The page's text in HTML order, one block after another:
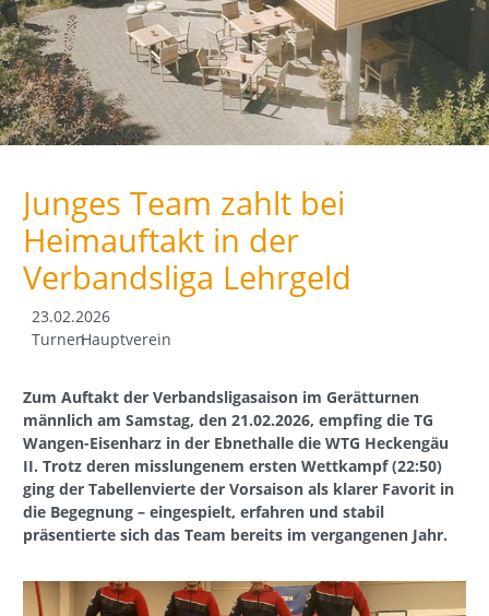
Junges Team zahlt bei
Heimauftakt in der
Verbandsliga Lehrgeld
23.02.2026
TurnenHauptverein
Zum Auftakt der Verbandsligasaison im Gerätturnen
männlich am Samstag, den 21.02.2026, empfing die TG
Wangen-Eisenharz in der Ebnethalle die WTG Heckengäu
II. Trotz deren misslungenem ersten Wettkampf (22:50)
ging der Tabellenvierte der Vorsaison als klarer Favorit in
die Begegnung – eingespielt, erfahren und stabil
präsentierte sich das Team bereits im vergangenen Jahr.